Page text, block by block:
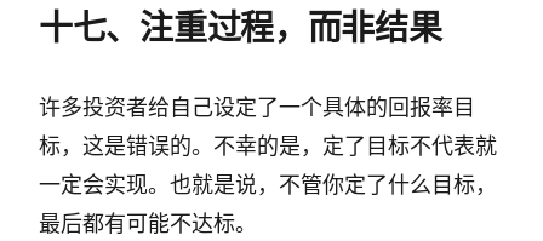
十七、注重过程，而非结果
许多投资者给自己设定了一个具体的回报率目
标，这是错误的。不幸的是，定了目标不代表就
一定会实现。也就是说，不管你定了什么目标，
最后都有可能不达标。